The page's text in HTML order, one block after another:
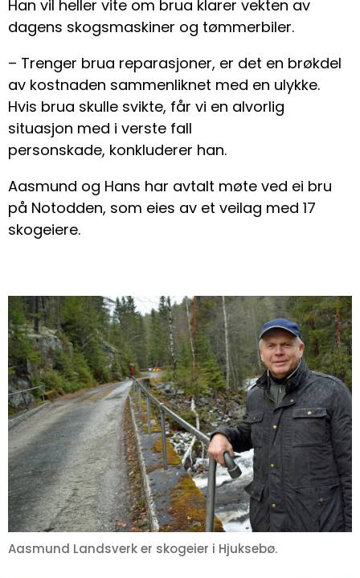
Han vil heller vite om brua klarer vekten av
dagens skogsmaskiner og tømmerbiler.
– Trenger brua reparasjoner, er det en brøkdel
av kostnaden sammenliknet med en ulykke.
Hvis brua skulle svikte, får vi en alvorlig
situasjon med i verste fall
personskade, konkluderer han.
Aasmund og Hans har avtalt møte ved ei bru
på Notodden, som eies av et veilag med 17
skogeiere.
Aasmund Landsverk er skogeier i Hjuksebø.